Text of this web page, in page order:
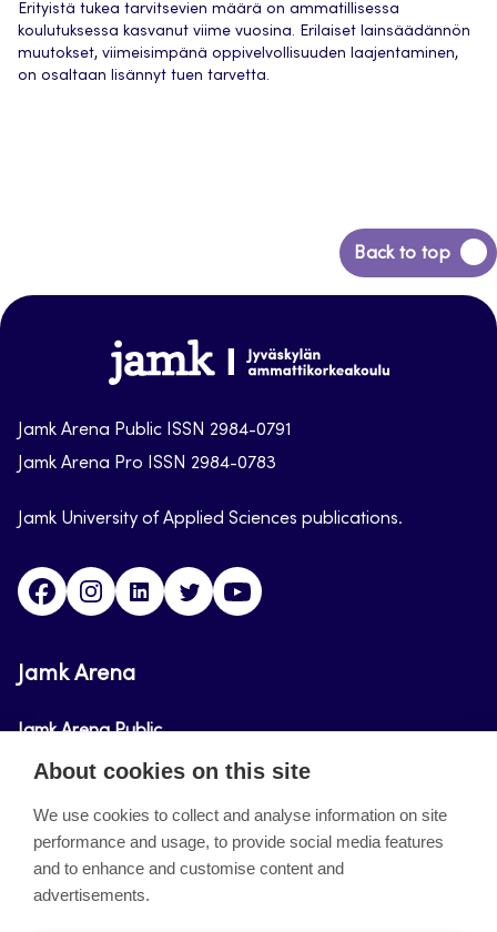
Erityistä tukea tarvitsevien määrä on ammatillisessa
koulutuksessa kasvanut viime vuosina. Erilaiset lainsäädännön
muutokset, viimeisimpänä oppivelvollisuuden laajentaminen,
on osaltaan lisännyt tuen tarvetta.
Back to top
Back
to
Jamk-
arena
Jamk Arena Public ISSN 2984-0791
Jamk Arena Pro ISSN 2984-0783
Jamk University of Applied Sciences publications.
FacebookInstagramLinkedinTwitter
Jamk Arena
Jamk Arena Public
Jamk Arena Pro
About the site
Accessibility Statement
About cookies on this site
We use cookies to collect and analyse information on site
performance and usage, to provide social media features
and to enhance and customise content and
advertisements.